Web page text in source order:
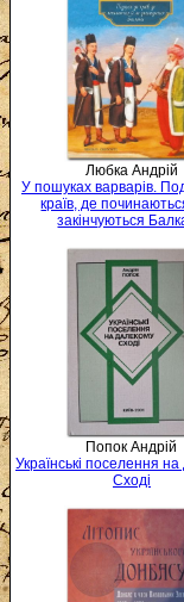
Любка Андрій
У пошуках варварів.
країв, де
закінчуються
Попок Андрій
Українські поселення
Сході